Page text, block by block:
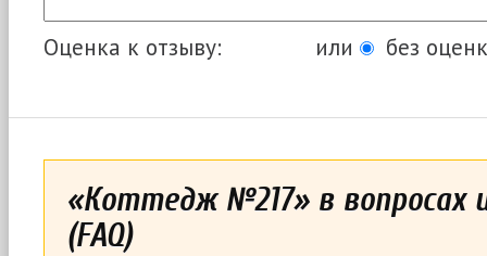
Оценка к отзыву: или без
«Коттедж №217» в вопросах
(FAQ)